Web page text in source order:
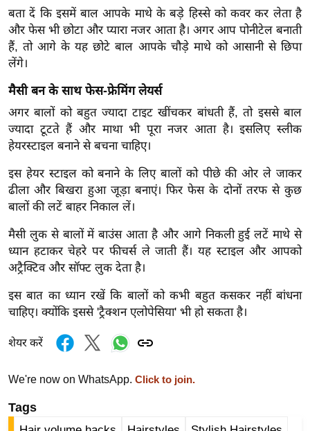
सा
हि
त्य
ग
त
ऑ
टो
व
र्ल्ड
न्यू
ज
ब्री
फ
नो
ज
ज
त
बता दें कि इसमें बाल आपके माथे के बड़े हिस्से को कवर कर लेता है
और फेस भी छोटा और प्यारा नजर आता है। अगर आप पोनीटेल बनाती
हैं, तो आगे के यह छोटे बाल आपके चौड़े माथे को आसानी से छिपा
लेंगे।
मैसी बन के साथ फेस-फ्रेमिंग लेयर्स
अगर बालों को बहुत ज्यादा टाइट खींचकर बांधती हैं, तो इससे बाल
ज्यादा टूटते हैं और माथा भी पूरा नजर आता है। इसलिए स्लीक
हेयरस्टाइल बनाने से बचना चाहिए।
इस हेयर स्टाइल को बनाने के लिए बालों को पीछे की ओर ले जाकर
ढीला और बिखरा हुआ जूड़ा बनाएं। फिर फेस के दोनों तरफ से कुछ
बालों की लटें बाहर निकाल लें।
मैसी लुक से बालों में बाउंस आता है और आगे निकली हुई लटें माथे से
ध्यान हटाकर चेहरे पर फीचर्स ले जाती हैं। यह स्टाइल और आपको
अट्रैक्टिव और सॉफ्ट लुक देता है।
इस बात का ध्यान रखें कि बालों को कभी बहुत कसकर नहीं बांधना
चाहिए। क्योंकि इससे 'ट्रैक्शन एलोपेसिया' भी हो सकता है।
शेयर करें
We're now on WhatsApp. Click to join.
Tags